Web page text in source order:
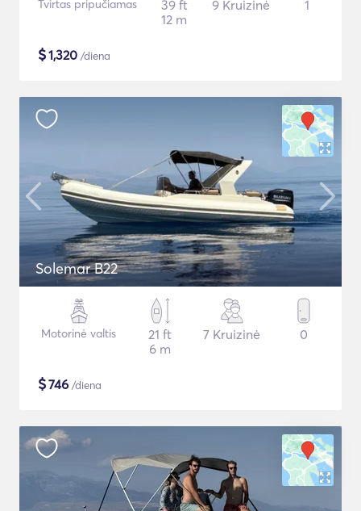
Tvirtas pripučiamas
39 ft
12 m
9 Kruizinė 1
$1,320 /diena
Solemar B22
Motorinė valtis
21 ft
6 m
7 Kruizinė 0
$746 /diena